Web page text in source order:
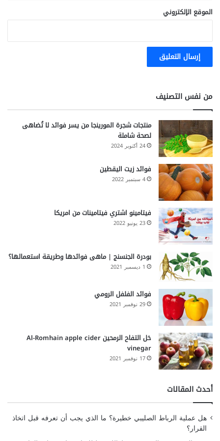
الموقع الإلكتروني
من نفس التصنيف
منتجات شجرة المورينجا من يسر فوائد لا تُضاهى
لصحة شاملة
24 أكتوبر 2024
فوائد زيت اليقطين
4 سبتمبر 2022
فيتامينو اشتري فيتامينات من امريكا
23 يونيو 2022
بودرة الجنسنج | ماهى فوائدها وطريقة استعمالها؟
1 ديسمبر 2021
فوائد الفلفل الرومي
29 نوفمبر 2021
خل التفاح الرمحين Al-Romhain apple cider
vinegar
17 نوفمبر 2021
أحدث المقالات
هل عملية الرباط الصليبي خطيرة؟ ما الذي يجب أن تعرفه قبل اتخاذ
القرار؟